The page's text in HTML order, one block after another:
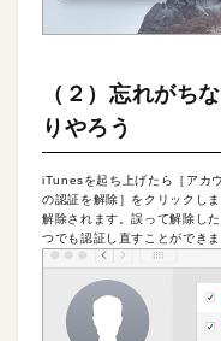
（２）忘れがち
りやろう
iTunesを起ち上げたら［アカ
の認証を解除］をクリックし
解除されます。誤って解除し
つでも認証し直すことができま